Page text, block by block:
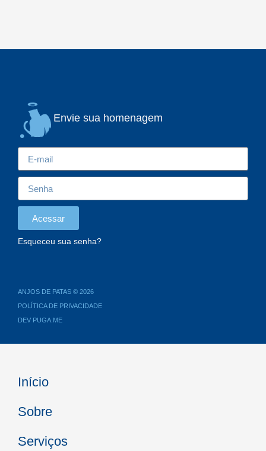
ANJOS DE PATAS © 2026
POLÍTICA DE PRIVACIDADE
DEV PUGA.ME
Envie sua homenagem
Acessar
Esqueceu sua senha?
Início
Sobre
Serviços